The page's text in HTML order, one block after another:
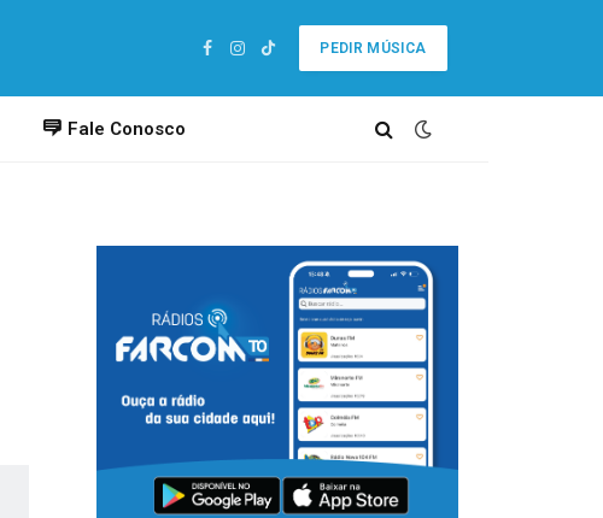
Facebook
Instagram
TikTok
PEDIR MÚSICA
Fale Conosco